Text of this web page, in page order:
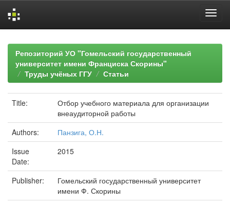
navigationРепозиторий УО "Гомельский государственный
университет имени Франциска Скорины"
Труды учёных ГГУ
Статьи
Title:
Отбор учебного материала для организации
внеаудиторной работы
Authors:
Панзига, О.Н.
Issue
Date:
2015
Publisher:
Гомельский государственный университет
имени Ф. Скорины